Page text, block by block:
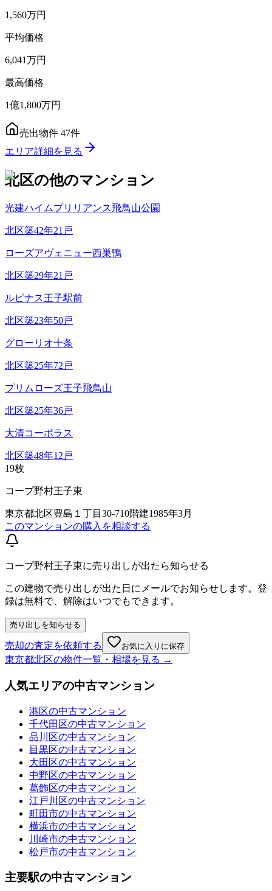
1,560万円
平均価格
6,041万円
最高価格
1億1,800万円
売出物件 47件
エリア詳細を見る
北区の他のマンション
光建ハイムブリリアンス飛鳥山公園
北区築42年21 戸
ローズアヴェニュー西巣鴨
北区築29年21 戸
ルピナス王子駅前
北区築23年50戸
グローリオ十条
北区築25年72 戸
プリムローズ王子飛鳥山
北区築25年36戸
大清コーポラス
北区築48年12 戸
19枚
コープ野村王子東
東京都北区豊島１丁目30-710階建1985年3月
このマンションの購入を相談する
コープ野村王子東に売り出しが出たら知らせる
この建物で売り出しが出た日にメールでお知らせします。登
録は無料で、解除はいつでもできます。
売り出しを知らせる
売却の査定を依頼する お気に入りに保存
東京都北区の物件一覧・相場を見る →
人気エリアの中古マンション
港区の中古マンション
千代田区の中古マンション
品川区の中古マンション
目黒区の中古マンション
大田区の中古マンション
中野区の中古マンション
葛飾区の中古マンション
江戸川区の中古マンション
町田市の中古マンション
横浜市の中古マンション
川崎市の中古マンション
松戸市の中古マンション
主要駅の中古マンション